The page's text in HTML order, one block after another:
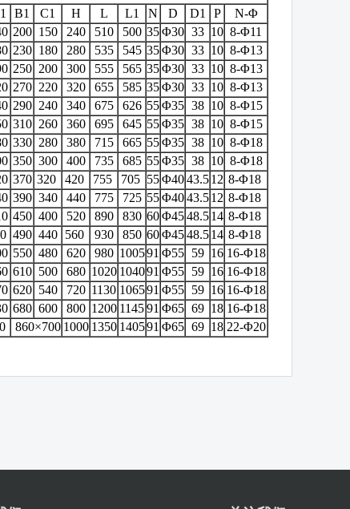
B1 C1 H L L1 N D D1 P
N-Φ
200 150 240 510 500 35Φ30 33 10 8-Φ11
230 180 280 535 545 35Φ30 33 10 8-Φ13
250 200 300 555 565 35Φ30 33 10 8-Φ13
270 220 320 655 585 35Φ30 33 10 8-Φ13
290 240 340 675 626 55Φ35 38 10 8-Φ15
310 260 360 695 645 55Φ35 38 10 8-Φ15
330 280 380 715 665 55Φ35 38 10 8-Φ18
350 300 400 735 685 55Φ35 38 10 8-Φ18
370 320 420 755 705 55Φ40 43.5 12 8-Φ18
390 340 440 775 725 55Φ40 43.5 12 8-Φ18
450 400 520 890 830 60Φ45 48.5 14 8-Φ18
490 440 560 930 850 60Φ45 48.5 14 8-Φ18
550 480 620 980 100591 Φ55 59 16 16-Φ18
610 500 680 1020 104091 Φ55 59 16 16-Φ18
620 540 720 1130 106591 Φ55 59 16 16-Φ18
680 600 800 1200 114591 Φ65 69 18 16-Φ18
860×700 1000 1350 140591 Φ65 69 18 22-Φ20